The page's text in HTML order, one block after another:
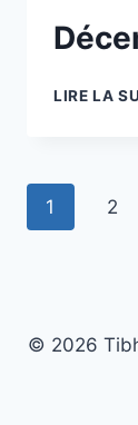
LIRE LA
1 2
© 2026